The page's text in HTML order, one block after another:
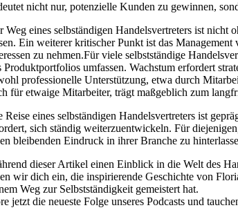
nicht nur, potenzielle Kunden zu gewinnen,
Weg eines selbständigen Handelsvertreters ist
Ein weiterer kritischer Punkt ist das
zu nehmen.Für viele selbstständige
Produktportfolios umfassen. Wachstum erfordert
professionelle Unterstützung, etwa durch
für etwaige Mitarbeiter, trägt maßgeblich zum
Reise eines selbständigen Handelsvertreters ist
sich ständig weiterzuentwickeln. Für
bleibenden Eindruck in ihrer Branche zu
dieser Artikel einen Einblick in die Welt des
wir dich ein, die inspirierende Geschichte von
Weg zur Selbstständigkeit gemeistert hat.
jetzt die neueste Folge unseres Podcasts und